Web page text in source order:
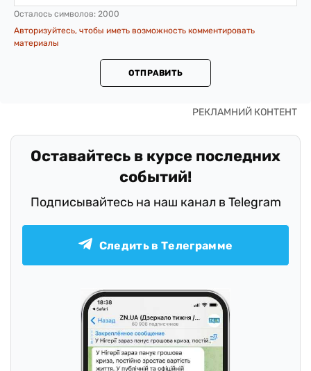
Осталось символов: 2000
Авторизуйтесь, чтобы иметь возможность комментировать
материалы
ОТПРАВИТЬ
Оставайтесь в курсе последних
событий!
Подписывайтесь на наш канал в Telegram
Следить в Телеграмме